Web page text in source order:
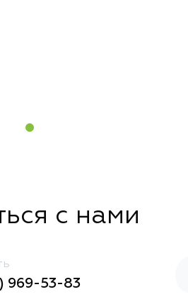
с нами
969-53-83